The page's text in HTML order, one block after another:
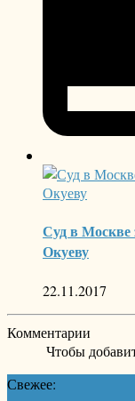
Суд в Москве
Окуеву
22.11.2017
Комментарии
Чтобы
Свежее: